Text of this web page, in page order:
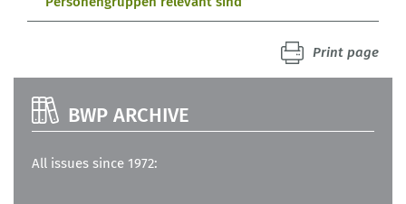
Print page
BWP ARCHIVE
All issues since 1972: